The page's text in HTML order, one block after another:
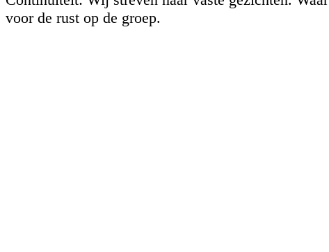
voor de rust op de groep.